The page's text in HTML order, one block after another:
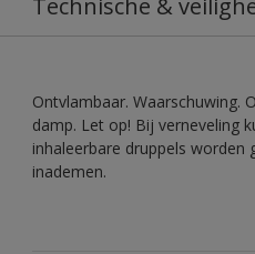
Ontvlambaar. Waarschuwing.
damp. Let op! Bij verneveling
inhaleerbare druppels worden
inademen.